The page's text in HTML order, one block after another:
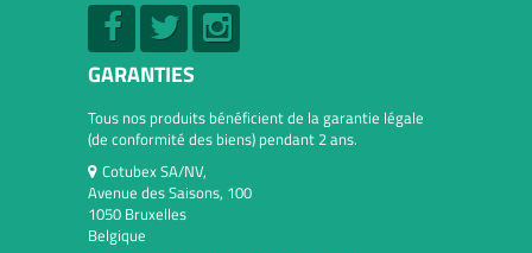
GARANTIES
Tous nos produits bénéficient de la garantie légale
(de conformité des biens) pendant 2 ans.
Cotubex SA/NV,
Avenue des Saisons, 100
1050 Bruxelles
Belgique